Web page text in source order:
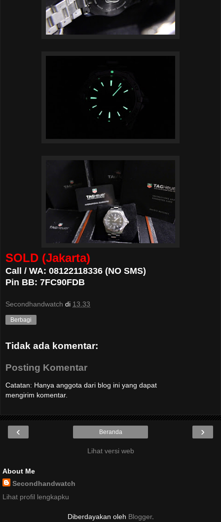
SOLD (Jakarta)
Call / WA: 08122118336 (NO SMS)
Pin BB: 7FC90FDB
Secondhandwatch di 13.33
Berbagi
Tidak ada komentar:
Posting Komentar
Catatan: Hanya anggota dari blog ini yang dapat
mengirim komentar.
‹ ›
Beranda
Lihat versi web
About Me
Secondhandwatch
Lihat profil lengkapku
Diberdayakan oleh Blogger.